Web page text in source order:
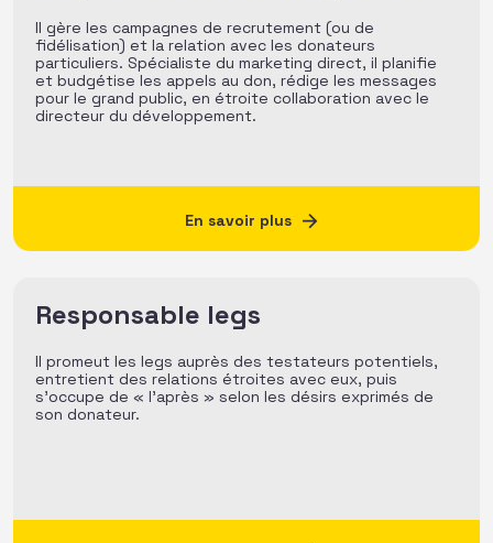
Il gère les campagnes de recrutement (ou de
fidélisation) et la relation avec les donateurs
particuliers. Spécialiste du marketing direct, il planifie
et budgétise les appels au don, rédige les messages
pour le grand public, en étroite collaboration avec le
directeur du développement.
En savoir plus
Responsable legs
Il promeut les legs auprès des testateurs potentiels,
entretient des relations étroites avec eux, puis
s’occupe de « l’après » selon les désirs exprimés de
son donateur.